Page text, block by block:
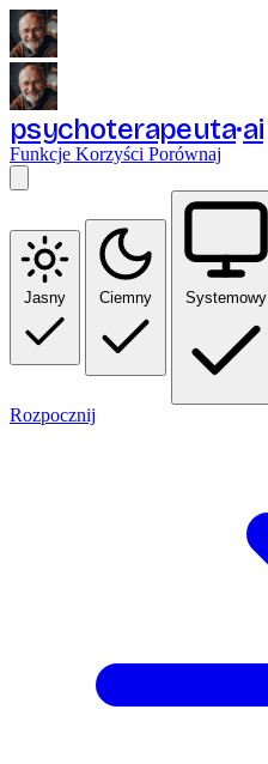
psychoterapeuta ai
Funkcje Korzyści Porównaj
Jasny Ciemny Systemowy
Rozpocznij